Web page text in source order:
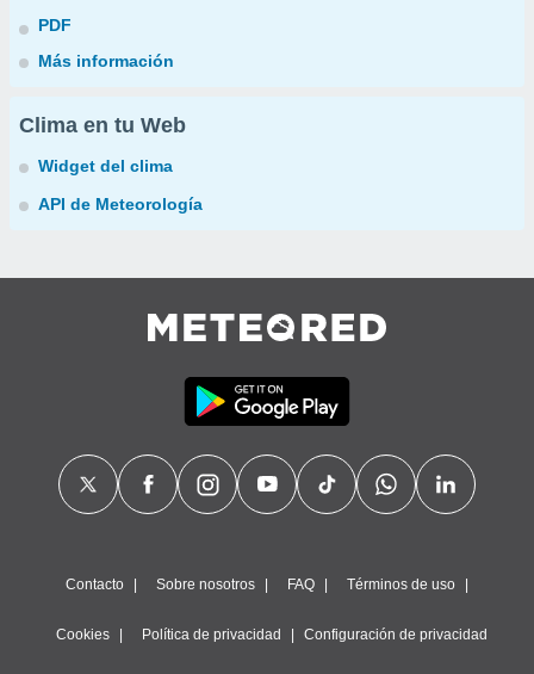
PDF
Más información
Clima en tu Web
Widget del clima
API de Meteorología
Contacto Sobre nosotros FAQ Términos de uso
Cookies Política de privacidad Configuración de privacidad